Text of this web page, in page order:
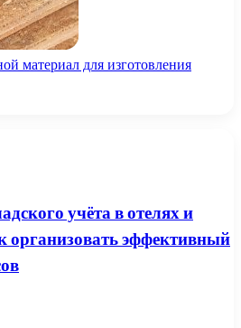
материал для изготовления
учёта в отелях и
организовать эффективный